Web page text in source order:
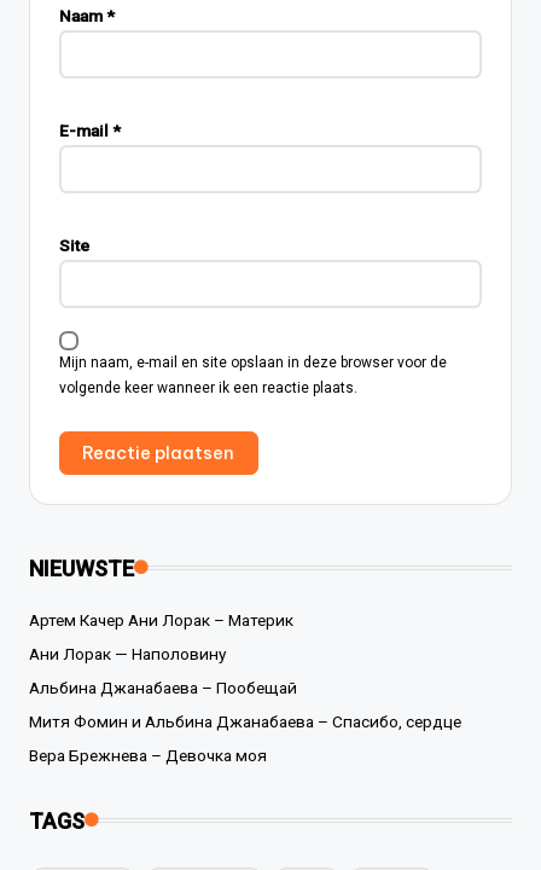
Naam*
E-mail *
Site
Mijn naam, e-mail en site opslaan in deze browser voor de
volgende keer wanneer ik een reactie plaats.
NIEUWSTE
Артем Качер Ани Лорак – Материк
Ани Лорак — Наполовину
Альбина Джанабаева – Пообещай
Митя Фомин и Альбина Джанабаева – Спасибо, сердце
Вера Брежнева – Девочка моя
TAGS